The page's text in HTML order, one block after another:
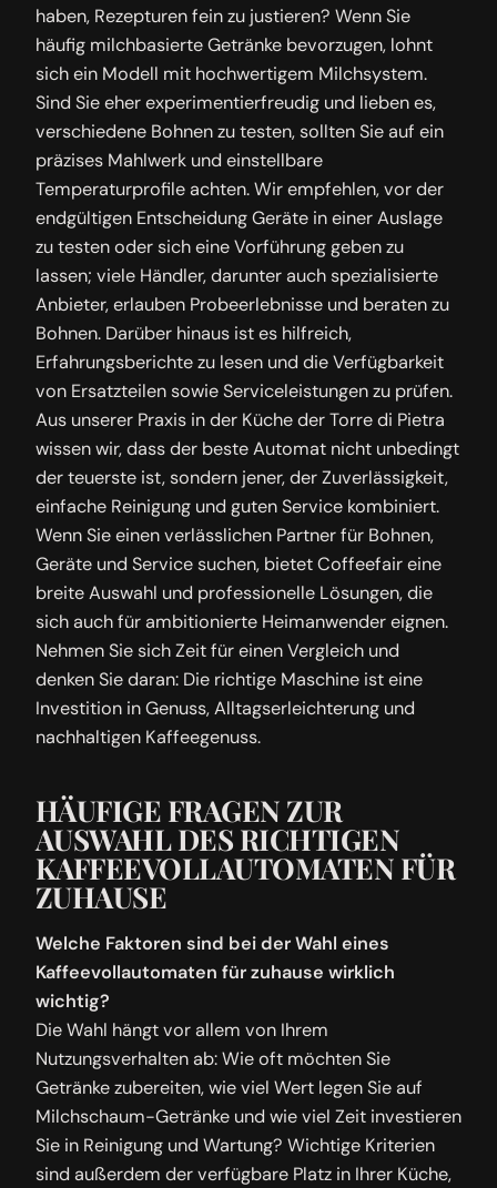
haben, Rezepturen fein zu justieren? Wenn Sie
häufig milchbasierte Getränke bevorzugen, lohnt
sich ein Modell mit hochwertigem Milchsystem.
Sind Sie eher experimentierfreudig und lieben es,
verschiedene Bohnen zu testen, sollten Sie auf ein
präzises Mahlwerk und einstellbare
Temperaturprofile achten. Wir empfehlen, vor der
endgültigen Entscheidung Geräte in einer Auslage
zu testen oder sich eine Vorführung geben zu
lassen; viele Händler, darunter auch spezialisierte
Anbieter, erlauben Probeerlebnisse und beraten zu
Bohnen. Darüber hinaus ist es hilfreich,
Erfahrungsberichte zu lesen und die Verfügbarkeit
von Ersatzteilen sowie Serviceleistungen zu prüfen.
Aus unserer Praxis in der Küche der Torre di Pietra
wissen wir, dass der beste Automat nicht unbedingt
der teuerste ist, sondern jener, der Zuverlässigkeit,
einfache Reinigung und guten Service kombiniert.
Wenn Sie einen verlässlichen Partner für Bohnen,
Geräte und Service suchen, bietet Coffeefair eine
breite Auswahl und professionelle Lösungen, die
sich auch für ambitionierte Heimanwender eignen.
Nehmen Sie sich Zeit für einen Vergleich und
denken Sie daran: Die richtige Maschine ist eine
Investition in Genuss, Alltagserleichterung und
nachhaltigen Kaffeegenuss.
HÄUFIGE FRAGEN ZUR
AUSWAHL DES RICHTIGEN
KAFFEEVOLLAUTOMATEN FÜR
ZUHAUSE
Welche Faktoren sind bei der Wahl eines
Kaffeevollautomaten für zuhause wirklich
wichtig?
Die Wahl hängt vor allem von Ihrem
Nutzungsverhalten ab: Wie oft möchten Sie
Getränke zubereiten, wie viel Wert legen Sie auf
Milchschaum-Getränke und wie viel Zeit investieren
Sie in Reinigung und Wartung? Wichtige Kriterien
sind außerdem der verfügbare Platz in Ihrer Küche,